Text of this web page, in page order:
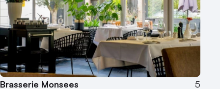
Brasserie Monsees 5